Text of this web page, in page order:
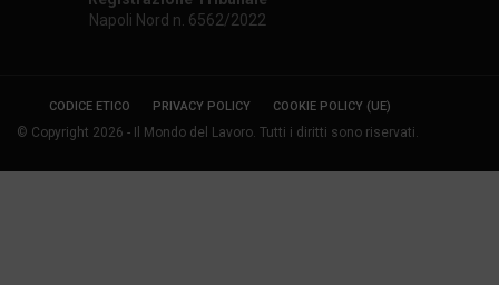
Napoli Nord n. 6562/2022
CODICE ETICO PRIVACY POLICY COOKIE POLICY (UE)
© Copyright 2026 - Il Mondo del Lavoro. Tutti i diritti sono riservati.